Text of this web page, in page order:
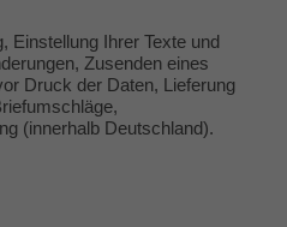
Einstellung Ihrer Texte und
Zusenden eines
Druck der Daten, Lieferung
(innerhalb Deutschland).